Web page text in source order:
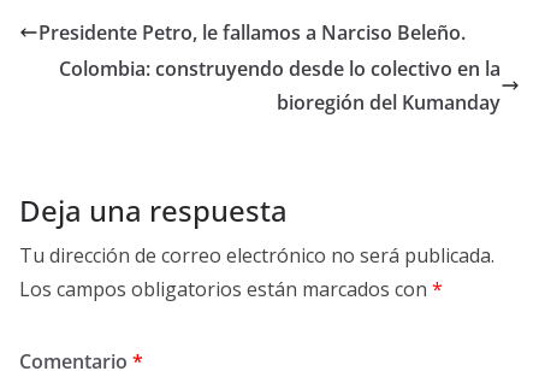
Presidente Petro, le fallamos a Narciso Beleño.
Colombia: construyendo desde lo colectivo en la
bioregión del Kumanday
Deja una respuesta
Tu dirección de correo electrónico no será publicada.
Los campos obligatorios están marcados con *
Comentario *